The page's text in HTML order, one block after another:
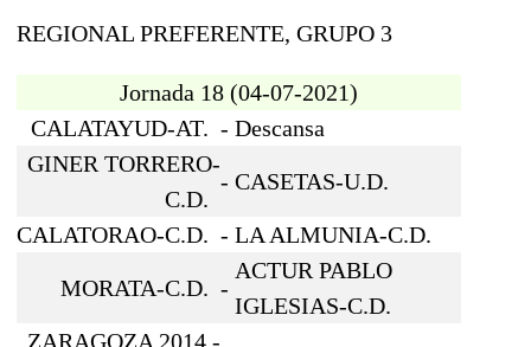
REGIONAL PREFERENTE, GRUPO 3
Jornada 18 (04-07-2021)
CALATAYUD-AT. - Descansa
GINER TORRERO-
C.D.
- CASETAS-U.D.
CALATORAO-C.D. - LA ALMUNIA-C.D.
MORATA-C.D. -
ACTUR PABLO
IGLESIAS-C.D.
ZARAGOZA 2014 -